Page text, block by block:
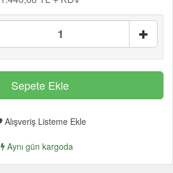
Alışveriş Listeme Ekle
Aynı gün kargoda